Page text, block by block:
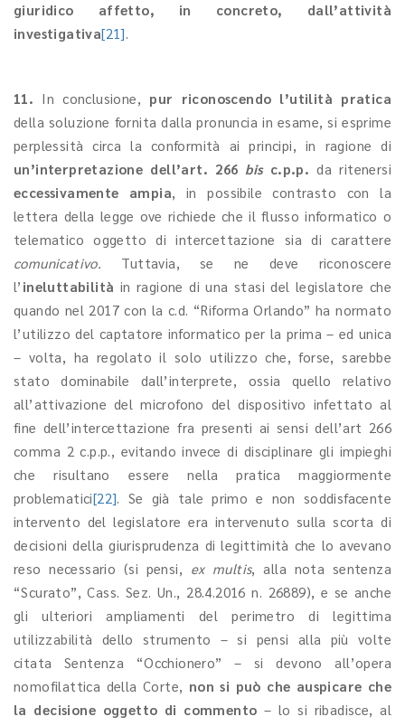
giuridico affetto, in concreto, dall’attività
investigativa[21].
11. In conclusione, pur riconoscendo l’utilità pratica
della soluzione fornita dalla pronuncia in esame, si esprime
perplessità circa la conformità ai principi, in ragione di
un’interpretazione dell’art. 266 bis c.p.p.da ritenersi
eccessivamente ampia, in possibile contrasto con la
lettera della legge ove richiede che il flusso informatico o
telematico oggetto di intercettazione sia di carattere
comunicativo. Tuttavia, se ne deve riconoscere
l’ ineluttabilità in ragione di una stasi del legislatore che
quando nel 2017 con la c.d. “Riforma Orlando” ha normato
l’utilizzo del captatore informatico per la prima – ed unica
– volta, ha regolato il solo utilizzo che, forse, sarebbe
stato dominabile dall’interprete, ossia quello relativo
all’attivazione del microfono del dispositivo infettato al
fine dell’intercettazione fra presenti ai sensi dell’art 266
comma 2 c.p.p., evitando invece di disciplinare gli impieghi
che risultano essere nella pratica maggiormente
problematici[22]. Se già tale primo e non soddisfacente
intervento del legislatore era intervenuto sulla scorta di
decisioni della giurisprudenza di legittimità che lo avevano
reso necessario (si pensi, ex multis, alla nota sentenza
“Scurato”, Cass. Sez. Un., 28.4.2016 n. 26889), e se anche
gli ulteriori ampliamenti del perimetro di legittima
utilizzabilità dello strumento – si pensi alla più volte
citata Sentenza “Occhionero” – si devono all’opera
nomofilattica della Corte, non si può che auspicare che
la decisione oggetto di commento – lo si ribadisce, al